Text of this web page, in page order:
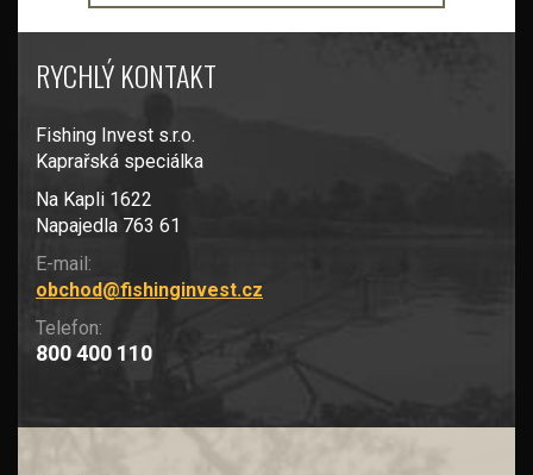
RYCHLÝ KONTAKT
Fishing Invest s.r.o.
Kaprařská speciálka
Na Kapli 1622
Napajedla 763 61
E-mail:
obchod@fishinginvest.cz
Telefon:
800 400 110